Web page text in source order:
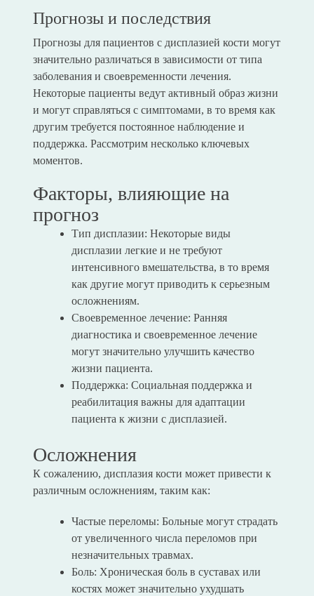
Прогнозы и последствия
Прогнозы для пациентов с дисплазией кости могут
значительно различаться в зависимости от типа
заболевания и своевременности лечения.
Некоторые пациенты ведут активный образ жизни
и могут справляться с симптомами, в то время как
другим требуется постоянное наблюдение и
поддержка. Рассмотрим несколько ключевых
моментов.
Факторы, влияющие на
прогноз
Тип дисплазии: Некоторые виды
дисплазии легкие и не требуют
интенсивного вмешательства, в то время
как другие могут приводить к серьезным
осложнениям.
Своевременное лечение: Ранняя
диагностика и своевременное лечение
могут значительно улучшить качество
жизни пациента.
Поддержка: Социальная поддержка и
реабилитация важны для адаптации
пациента к жизни с дисплазией.
Осложнения
К сожалению, дисплазия кости может привести к
различным осложнениям, таким как:
Частые переломы: Больные могут страдать
от увеличенного числа переломов при
незначительных травмах.
Боль: Хроническая боль в суставах или
костях может значительно ухудшать